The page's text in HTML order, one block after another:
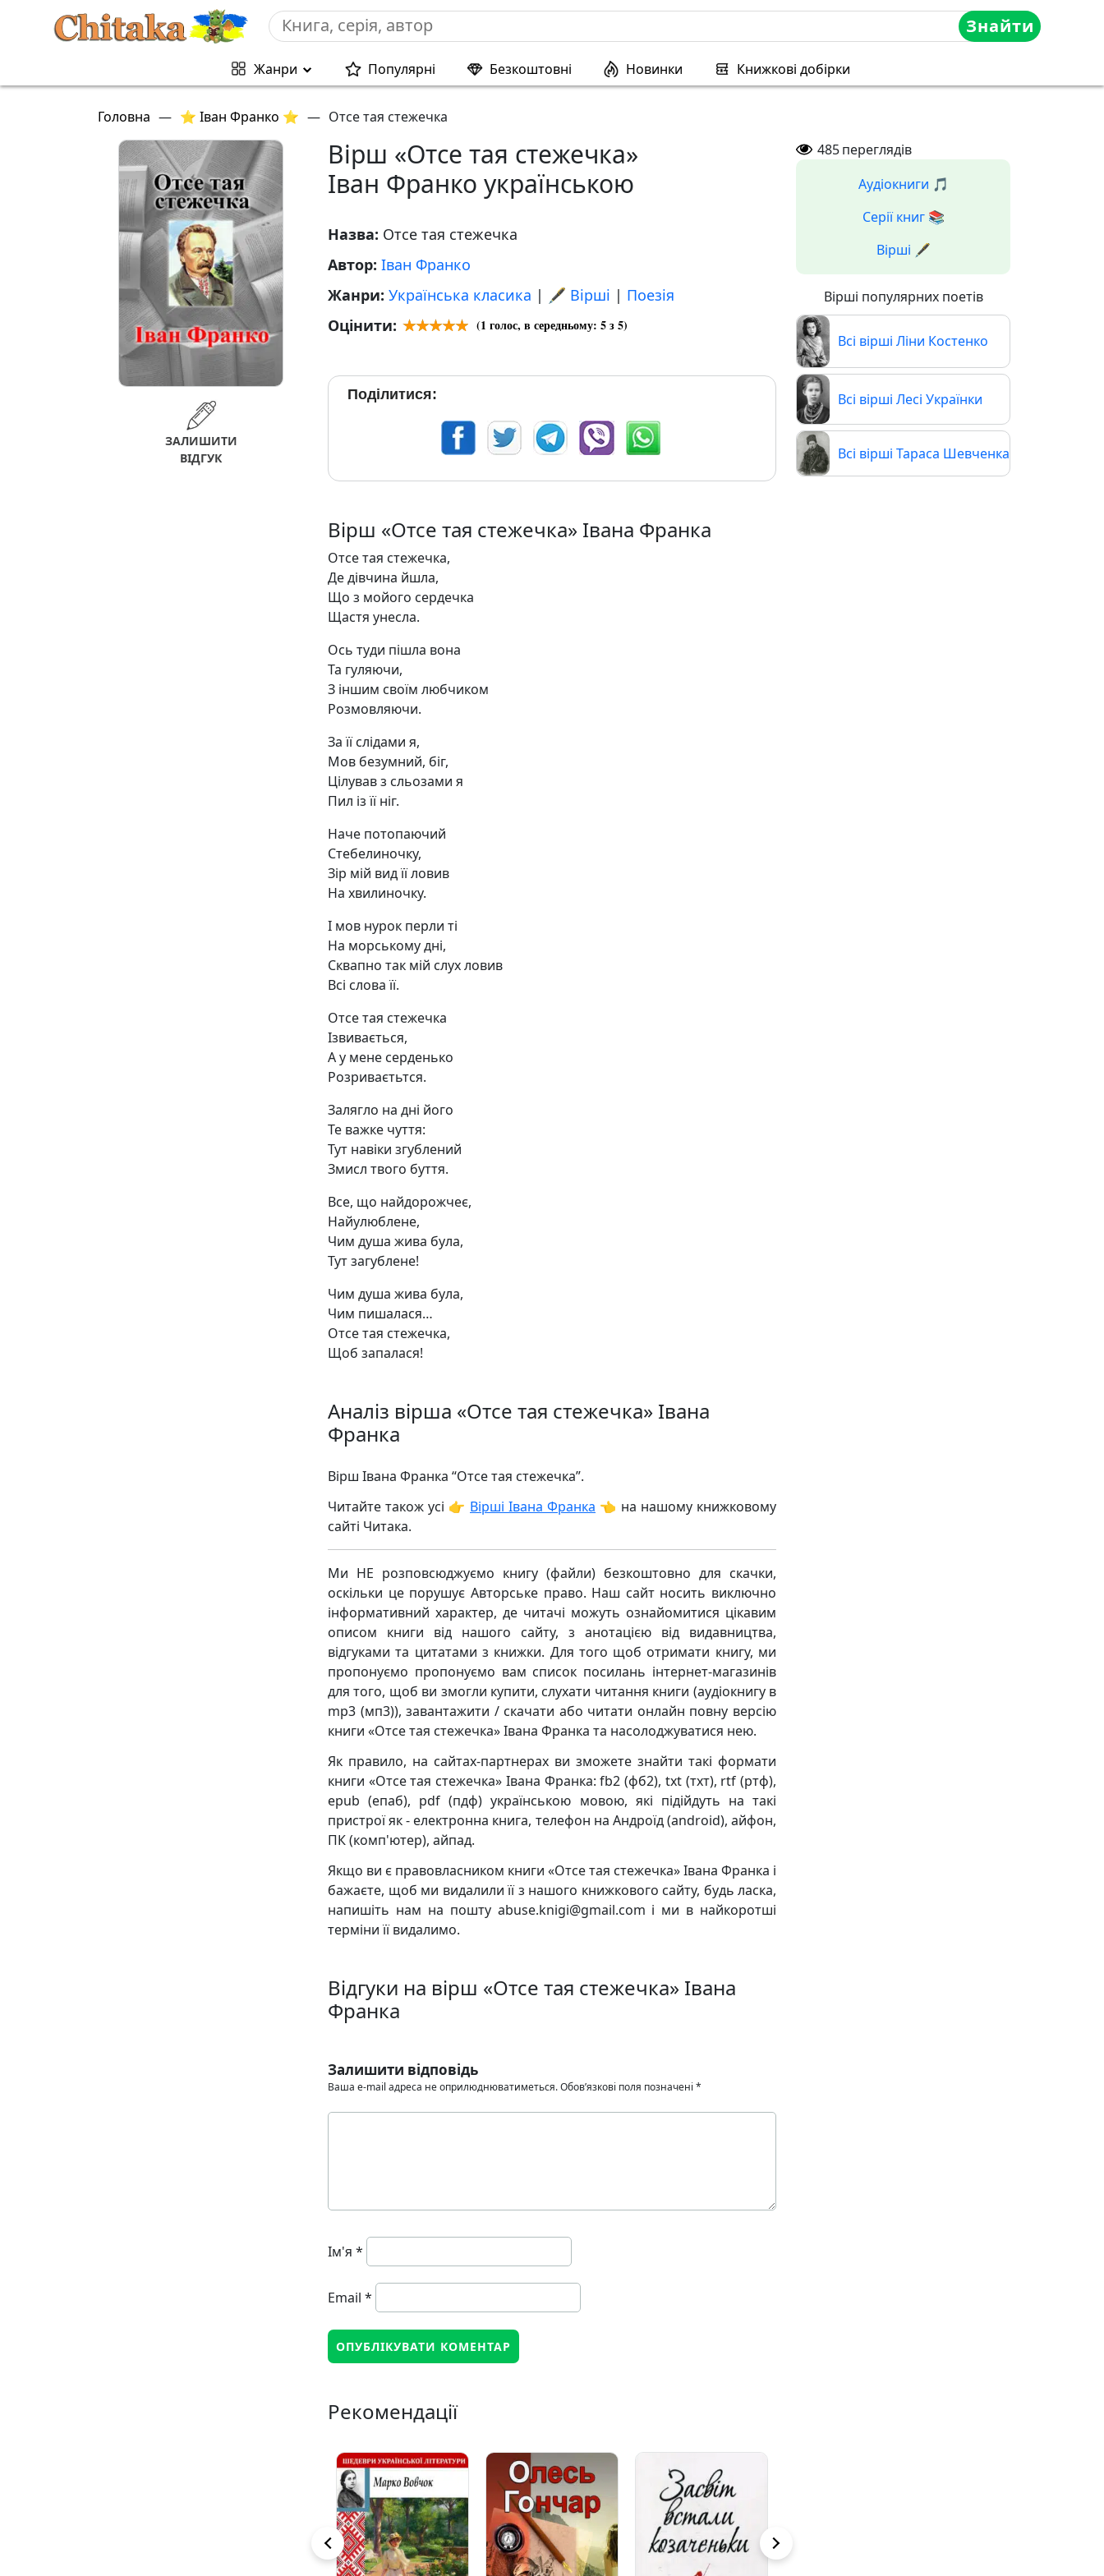
Знайти
Жанри Популярні Безкоштовні Новинки Книжкові добірки
Головна — ⭐ Іван Франко ⭐ — Отсе тая стежечка
ЗАЛИШИТИ
ВІДГУК
Вірш «Отсе тая стежечка»
Іван Франко українською
Назва: Отсе тая стежечка
Автор: Іван Франко
Жанри: Українська класика | 🖋️ Вірші | Поезія
Оцінити:
(1 голос, в середньому: 5з 5)
Поділитися:
Вірш «Отсе тая стежечка» Івана Франка
Отсе тая стежечка,
Де дівчина йшла,
Що з мойого сердечка
Щастя унесла.
Ось туди пішла вона
Та гуляючи,
З іншим своїм любчиком
Розмовляючи.
За її слідами я,
Мов безумний, біг,
Цілував з сльозами я
Пил із її ніг.
Наче потопаючий
Стебелиночку,
Зір мій вид її ловив
На хвилиночку.
І мов нурок перли ті
На морському дні,
Сквапно так мій слух ловив
Всі слова її.
Отсе тая стежечка
Ізвивається,
А у мене серденько
Розриваєтьтся.
Залягло на дні його
Те важке чуття:
Тут навіки згублений
Змисл твого буття.
Все, що найдорожчеє,
Найулюблене,
Чим душа жива була,
Тут загублене!
Чим душа жива була,
Чим пишалася…
Отсе тая стежечка,
Щоб запалася!
Аналіз вірша «Отсе тая стежечка» Івана
Франка
Вірш Івана Франка “Отсе тая стежечка”.
Читайте також усі 👉 Вірші Івана Франка 👈 на нашому книжковому
сайті Читака.
Ми НЕ розповсюджуємо книгу (файли) безкоштовно для скачки,
оскільки це порушує Авторське право. Наш сайт носить виключно
інформативний характер, де читачі можуть ознайомитися цікавим
описом книги від нашого сайту, з анотацією від видавництва,
відгуками та цитатами з книжки. Для того щоб отримати книгу, ми
пропонуємо пропонуємо вам список посилань інтернет-магазинів
для того, щоб ви змогли купити, слухати читання книги (аудіокнигу в
mp3 (мп3)), завантажити / скачати або читати онлайн повну версію
книги «Отсе тая стежечка» Івана Франка та насолоджуватися нею.
Як правило, на сайтах-партнерах ви зможете знайти такі формати
книги «Отсе тая стежечка» Івана Франка: fb2 (фб2), txt (тхт), rtf (ртф),
epub (епаб), pdf (пдф) українською мовою, які підійдуть на такі
пристрої як - електронна книга, телефон на Андроїд (android), айфон,
ПК (комп'ютер), айпад.
Якщо ви є правовласником книги «Отсе тая стежечка» Івана Франка і
бажаєте, щоб ми видалили її з нашого книжкового сайту, будь ласка,
напишіть нам на пошту abuse.knigi@gmail.com і ми в найкоротші
терміни її видалимо.
Відгуки на вірш «Отсе тая стежечка» Івана
Франка
Залишити відповідь
Ваша e-mail адреса не оприлюднюватиметься.Обов’язкові поля позначені *
Ім'я *
Email *
Рекомендації
485переглядів
Аудіокниги 🎵
Серії книг 📚
Вірші 🖋️
Вірші популярних поетів
Всі вірші Ліни Костенко
Всі вірші Лесі Українки
Всі вірші Тараса Шевченка